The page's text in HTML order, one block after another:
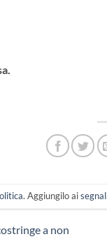
. Aggiungilo ai
a non